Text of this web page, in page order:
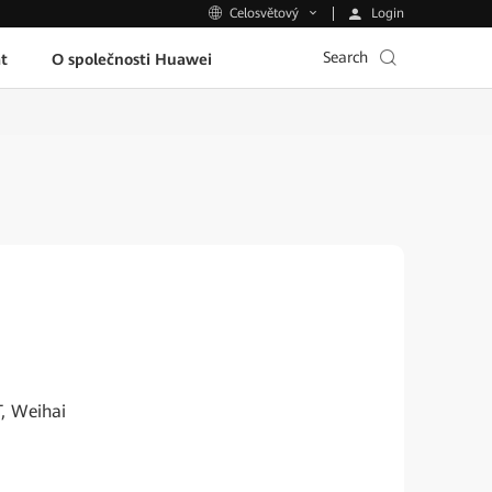
Celosvětový Login
O společnosti Huawei Search
Weihai